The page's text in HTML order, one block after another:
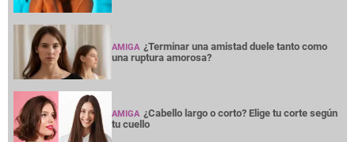
AMIGA ¿Terminar una amistad duele tanto como
una ruptura amorosa?
AMIGA ¿Cabello largo o corto? Elige tu corte según
tu cuello